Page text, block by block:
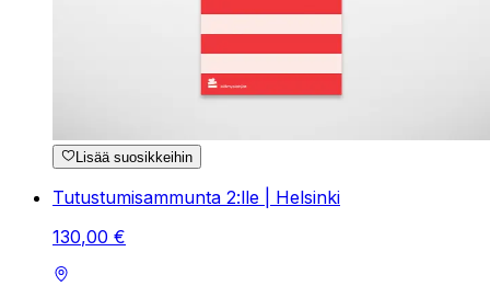
Lisää suosikkeihin
Tutustumisammunta 2:lle | Helsinki
130,00 €